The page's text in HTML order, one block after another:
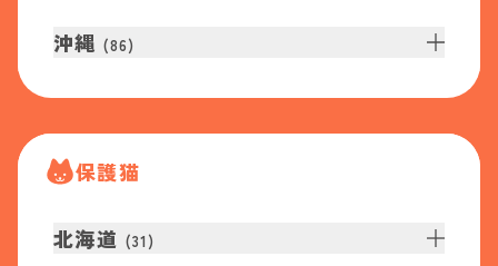
沖縄 (86)
保護猫
北海道 (31 )